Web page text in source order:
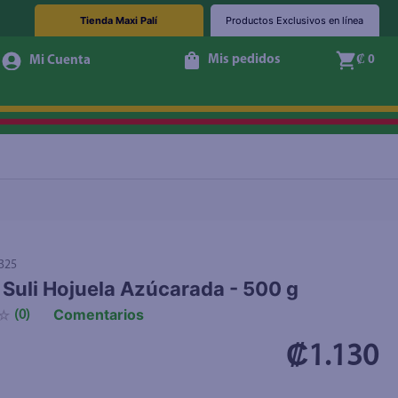
Tienda Maxi Palí Productos Exclusivos en línea
Mis pedidos ₡ 0
Hojuela Azúcarada - 500 g
☆ (0) Comentarios
₡1.130